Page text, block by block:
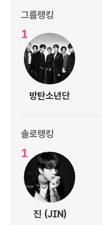
그룹랭킹
1
방탄소년단
솔로랭킹
1
진 (JIN)